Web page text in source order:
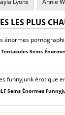
Lyons Annie
LES PLUS
Tentacules Seins
Seins Énormes